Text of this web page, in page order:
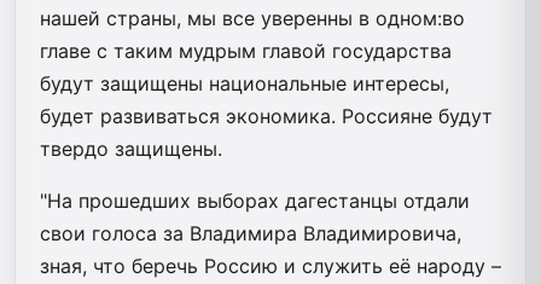
нашей страны, мы все уверенны в одном:во
главе с таким мудрым главой государства
будут защищены национальные интересы,
будет развиваться экономика. Россияне будут
твердо защищены.
"На прошедших выборах дагестанцы отдали
свои голоса за Владимира Владимировича,
зная, что беречь Россию и служить её народу –